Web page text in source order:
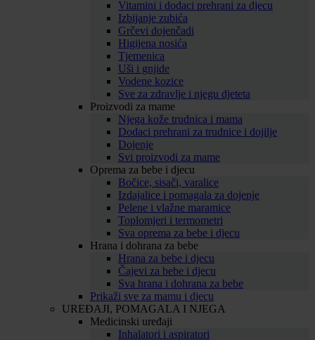
Vitamini i dodaci prehrani za djecu
Izbijanje zubića
Grčevi dojenčadi
Higijena nosića
Tjemenica
Uši i gnjide
Vodene kozice
Sve za zdravlje i njegu djeteta
Proizvodi za mame
Njega kože trudnica i mama
Dodaci prehrani za trudnice i dojilje
Dojenje
Svi proizvodi za mame
Oprema za bebe i djecu
Bočice, sisači, varalice
Izdajalice i pomagala za dojenje
Pelene i vlažne maramice
Toplomjeri i termometri
Sva oprema za bebe i djecu
Hrana i dohrana za bebe
Hrana za bebe i djecu
Čajevi za bebe i djecu
Sva hrana i dohrana za bebe
Prikaži sve za mamu i djecu
UREĐAJI, POMAGALA I NJEGA
Medicinski uređaji
Inhalatori i aspiratori